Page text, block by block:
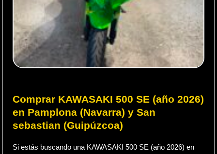
Comprar KAWASAKI 500 SE (año 2026)
en Pamplona (Navarra) y San
sebastian (Guipúzcoa)
Si estás buscando una KAWASAKI 500 SE (año 2026) en